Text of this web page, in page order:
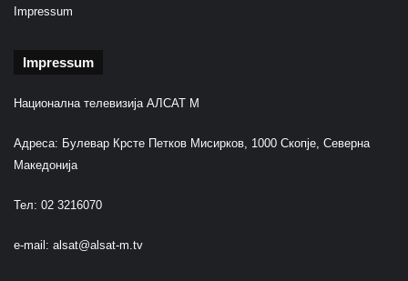
Impressum
Impressum
Национална телевизија АЛСАТ М
Адреса: Булевар Крсте Петков Мисирков, 1000 Скопје, Северна
Македонија
Тел: 02 3216070
e-mail: alsat@alsat-m.tv